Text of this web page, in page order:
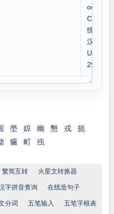
ode:
CJK
统一
汉字
U 5
29F
塋 婛 幽 懇 戎
扼
玁 町 痋
繁简互转 火星文转换器
字拼音查询 在线造句子
分词 五笔输入 五笔字根表